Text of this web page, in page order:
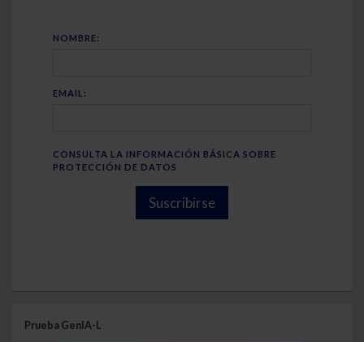
NOMBRE:
EMAIL:
CONSULTA LA INFORMACIÓN BÁSICA SOBRE
PROTECCIÓN DE DATOS
Suscribirse
Prueba GenIA-L